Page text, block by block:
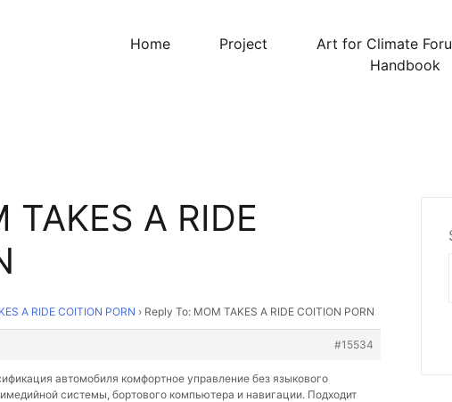
Home Project Art for Climate
Handbook
TAKES A RIDE
A RIDE COITION PORN › Reply To: MOM TAKES A RIDE COITION PORN
#15534
автомобиля комфортное управление без языкового
системы, бортового компьютера и навигации. Подходит